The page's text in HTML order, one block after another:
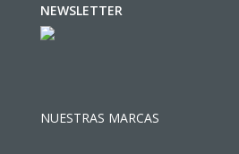
NEWSLETTER
NUESTRAS MARCAS